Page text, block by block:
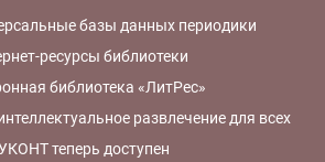
базы данных периодики
ресурсы библиотеки
библиотека «ЛитРес»
развлечение для всех
теперь доступен